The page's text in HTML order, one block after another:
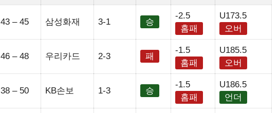
43 – 45 삼성화재 3-1 승
-2.5
홈패
U173.5
오버
46 – 48 우리카드 2-3 패
-1.5
홈패
U185.5
오버
38 – 50 KB손보 1-3 승
-1.5
홈패
U186.5
언더